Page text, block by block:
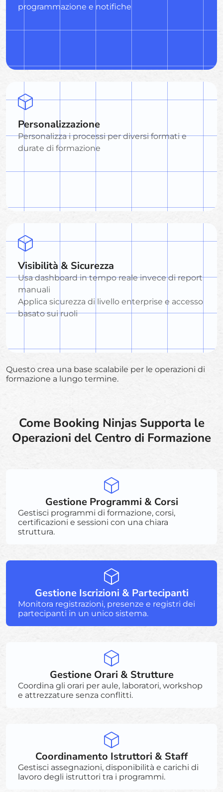
programmazione e notifiche
Personalizzazione
Personalizza i processi per diversi formati e
durate di formazione
Visibilità & Sicurezza
Usa dashboard in tempo reale invece di report
manuali
Applica sicurezza di livello enterprise e accesso
basato sui ruoli
Questo crea una base scalabile per le operazioni di
formazione a lungo termine.
Come Booking Ninjas Supporta le
Operazioni del Centro di Formazione
Gestione Programmi & Corsi
Gestisci programmi di formazione, corsi,
certificazioni e sessioni con una chiara
struttura.
Gestione Iscrizioni & Partecipanti
Monitora registrazioni, presenze e registri dei
partecipanti in un unico sistema.
Gestione Orari & Strutture
Coordina gli orari per aule, laboratori, workshop
e attrezzature senza conflitti.
Coordinamento Istruttori & Staff
Gestisci assegnazioni, disponibilità e carichi di
lavoro degli istruttori tra i programmi.